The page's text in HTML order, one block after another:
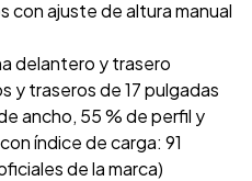
con ajuste de altura manual
delantero y trasero
y traseros de 17 pulgadas
ancho, 55 % de perfil y
índice de carga: 91
de la marca)